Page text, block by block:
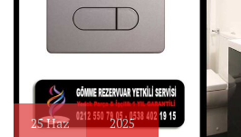
25Haz 2025